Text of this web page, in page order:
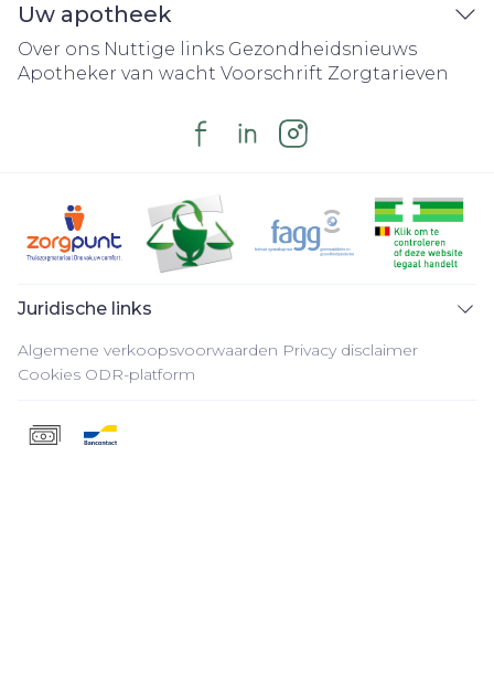
Uw apotheek
Over ons Nuttige links Gezondheidsnieuws
Apotheker van wacht Voorschrift Zorgtarieven
Juridische links
Algemene verkoopsvoorwaarden Privacy disclaimer
Cookies ODR-platform